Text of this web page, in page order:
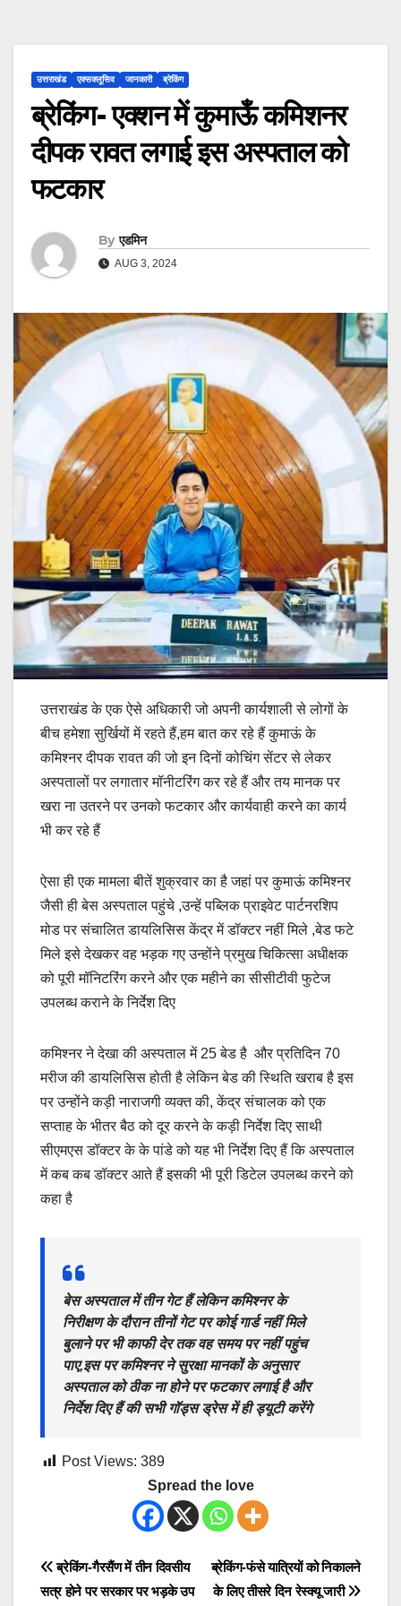
उत्तराखंड एक्सक्लूसिव जानकारी ब्रेकिंग
ब्रेकिंग- एक्शन में कुमाऊँ कमिशनर
दीपक रावत लगाई इस अस्पताल को
फटकार
By एडमिन
AUG 3, 2024
उत्तराखंड के एक ऐसे अधिकारी जो अपनी कार्यशाली से लोगों के
बीच हमेशा सुर्खियों में रहते हैं,हम बात कर रहे हैं कुमाऊं के
कमिश्नर दीपक रावत की जो इन दिनों कोचिंग सेंटर से लेकर
अस्पतालों पर लगातार मॉनीटरिंग कर रहे हैं और तय मानक पर
खरा ना उतरने पर उनको फटकार और कार्यवाही करने का कार्य
भी कर रहे हैं
ऐसा ही एक मामला बीतें शुक्रवार का है जहां पर कुमाऊं कमिश्नर
जैसी ही बेस अस्पताल पहुंचे ,उन्हें पब्लिक प्राइवेट पार्टनरशिप
मोड पर संचालित डायलिसिस केंद्र में डॉक्टर नहीं मिले ,बेड फटे
मिले इसे देखकर वह भड़क गए उन्होंने प्रमुख चिकित्सा अधीक्षक
को पूरी मॉनिटरिंग करने और एक महीने का सीसीटीवी फुटेज
उपलब्ध कराने के निर्देश दिए
कमिश्नर ने देखा की अस्पताल में 25 बेड है और प्रतिदिन 70
मरीज की डायलिसिस होती है लेकिन बेड की स्थिति खराब है इस
पर उन्होंने कड़ी नाराजगी व्यक्त की, केंद्र संचालक को एक
सप्ताह के भीतर बैठ को दूर करने के कड़ी निर्देश दिए साथी
सीएमएस डॉक्टर के के पांडे को यह भी निर्देश दिए हैं कि अस्पताल
में कब कब डॉक्टर आते हैं इसकी भी पूरी डिटेल उपलब्ध करने को
कहा है
बेस अस्पताल में तीन गेट हैं लेकिन कमिश्नर के
निरीक्षण के दौरान तीनों गेट पर कोई गार्ड नहीं मिले
बुलाने पर भी काफी देर तक वह समय पर नहीं पहुंच
पाए,इस पर कमिश्नर ने सुरक्षा मानकों के अनुसार
अस्पताल को ठीक ना होने पर फटकार लगाई है और
निर्देश दिए हैं की सभी गॉड्स ड्रेस में ही ड्यूटी करेंगे
Post Views: 389
Spread the love
Post
ब्रेकिंग-फंसे यात्रियों को निकालने
के लिए तीसरे दिन रेस्क्यू जारी
ब्रेकिंग-गैरसैंण में तीन दिवसीय
सत्र होने पर सरकार पर भड़के उप